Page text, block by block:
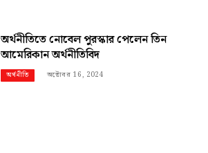
অর্থনীতিতে নোবেল পুরস্কার পেলেন তিন
আমেরিকান অর্থনীতিবিদ
অর্থনীতি অক্টোবর 16, 2024